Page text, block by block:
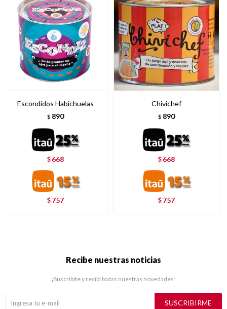
Escondidos Habichuelas
$ 890
$ 668
$ 757
Chivichef
$ 890
$ 668
$ 757
Recibe nuestras noticias
¡Suscribite y recibí todas nuestras novedades!
SUSCRIBIRME